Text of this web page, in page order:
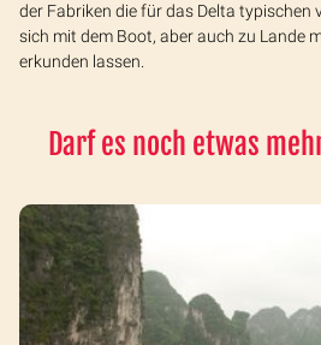
der Fabriken die für das Delta typischen
sich mit dem Boot, aber auch zu Lande
erkunden lassen.
Darf es noch etwas